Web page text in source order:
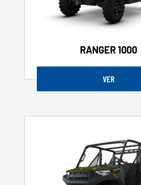
RANGER 1000
VER